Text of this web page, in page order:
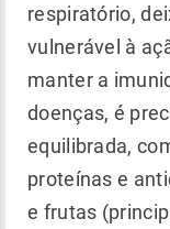
respiratório,
vulnerável à
manter a
doenças, é
equilibrada,
proteínas e
e frutas